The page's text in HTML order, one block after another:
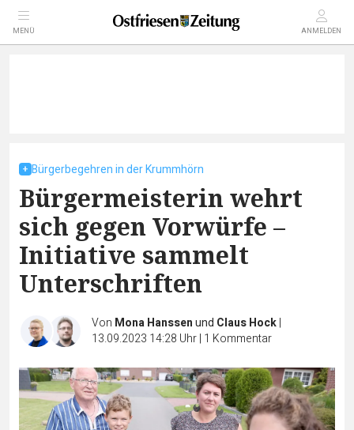
MENÜ ANMELDEN
Bürgerbegehren in der Krummhörn
Bürgermeisterin wehrt
sich gegen Vorwürfe –
Initiative sammelt
Unterschriften
Von Mona Hanssenund Claus Hock|
13.09.2023 14:28 Uhr| 1 Kommentar